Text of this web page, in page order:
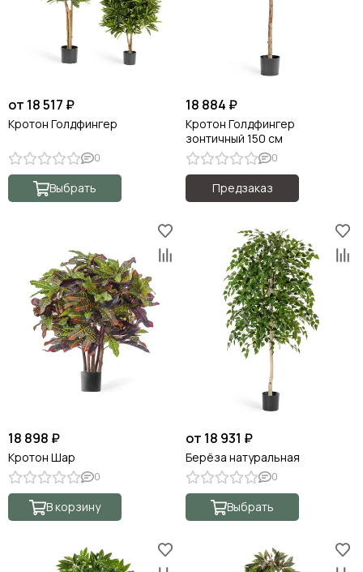
от 18 517 ₽
Кротон Голдфингер
0
Выбрать
18 884 ₽
Кротон Голдфингер
зонтичный 150 см
0
Предзаказ
18 898 ₽
Кротон Шар
0
В корзину
от 18 931 ₽
Берёза натуральная
0
Выбрать